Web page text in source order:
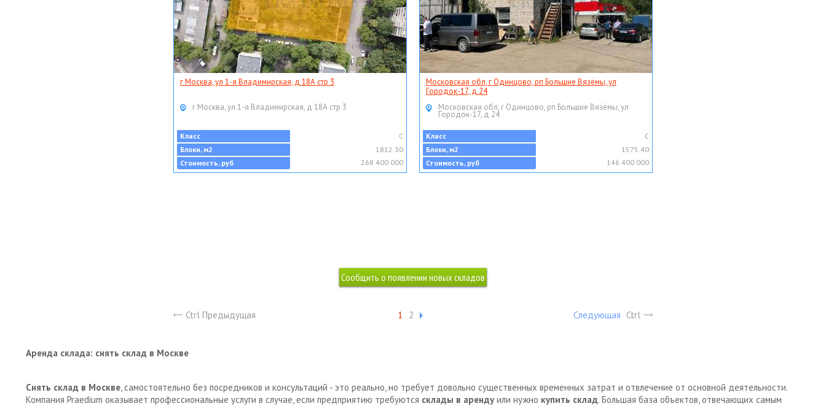
г Москва, ул 1-я Владимирская, д 18А стр 3
г Москва, ул 1-я Владимирская, д 18А стр 3
Класс
C
Блоки, м2
1812.30
Стоимость, руб
268 400 000
Московская обл, г Одинцово, рп Большие Вязёмы, ул
Городок-17, д 24
Московская обл, г Одинцово, рп Большие Вязёмы, ул
Городок-17, д 24
Класс
C
Блоки, м2
1575.40
Стоимость, руб
146 400 000
Ctrl Предыдущая 1 2 Следующая Ctrl
Аренда склада: снять склад в Москве
Снять склад в Москве, самостоятельно без посредников и консультаций - это реально, но требует довольно существенных временных затрат и отвлечение от основной деятельности.
Компания Praedium оказывает профессиональные услуги в случае, если предприятию требуются склады в аренду или нужно купить склад. Большая база объектов, отвечающих самым